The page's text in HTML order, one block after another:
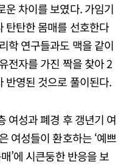
운 차이를 보였다. 가임기
탄탄한 몸매를 선호한다
학 연구들과도 맥을 같이
전자를 가진 짝을 찾아 2
반영된 것으로 풀이된다.
여성과 폐경 후 갱년기 여
여성들이 환호하는 ‘예쁘
’에 시큰둥한 반응을 보